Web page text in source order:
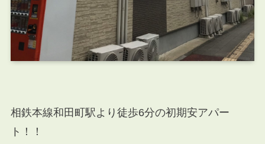
相鉄本線和田町駅より徒歩6分の初期安アパー
ト！！